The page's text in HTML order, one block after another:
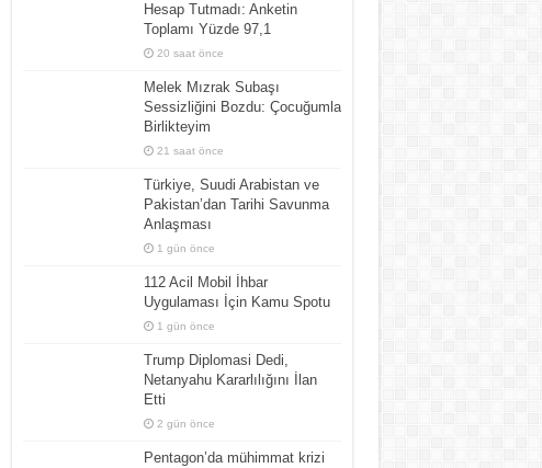
Hesap Tutmadı: Anketin
Toplamı Yüzde 97,1
20 saat önce
Melek Mızrak Subaşı
Sessizliğini Bozdu: Çocuğumla
Birlikteyim
21 saat önce
Türkiye, Suudi Arabistan ve
Pakistan’dan Tarihi Savunma
Anlaşması
1 gün önce
112 Acil Mobil İhbar
Uygulaması İçin Kamu Spotu
1 gün önce
Trump Diplomasi Dedi,
Netanyahu Kararlılığını İlan
Etti
2 gün önce
Pentagon’da mühimmat krizi